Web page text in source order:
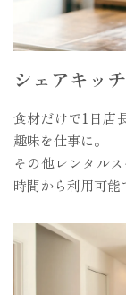
シェアキッ
食材だけで1日店
趣味を仕事に。
その他レンタル
時間から利用可能